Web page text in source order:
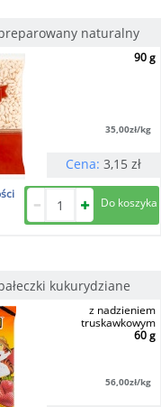
naturalny
90 g
35,00zł/kg
Cena:3,15 zł
kukurydziane
z nadzieniem
truskawkowym
60 g
56,00zł/kg